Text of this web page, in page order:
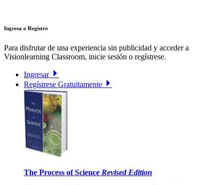
Ingresa o Registro
Para disfrutar de una experiencia sin publicidad y acceder a
Visionlearning Classroom, inicie sesión o regístrese.
Ingresar
Regístrese Gratuitamente
The Process of Science Revised Edition